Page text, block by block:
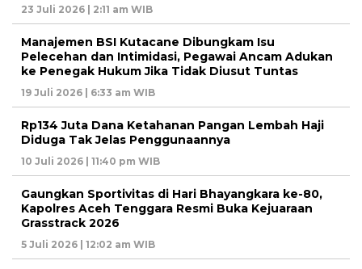
23 Juli 2026 | 2:11 am WIB
Manajemen BSI Kutacane Dibungkam Isu
Pelecehan dan Intimidasi, Pegawai Ancam Adukan
ke Penegak Hukum Jika Tidak Diusut Tuntas
19 Juli 2026 | 6:33 am WIB
Rp134 Juta Dana Ketahanan Pangan Lembah Haji
Diduga Tak Jelas Penggunaannya
10 Juli 2026 | 11:40 pm WIB
Gaungkan Sportivitas di Hari Bhayangkara ke-80,
Kapolres Aceh Tenggara Resmi Buka Kejuaraan
Grasstrack 2026
5 Juli 2026 | 12:02 am WIB